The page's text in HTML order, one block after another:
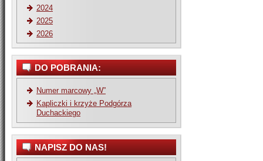
2024
2025
2026
DO POBRANIA:
Numer marcowy „W”
Kapliczki i krzyże Podgórza
Duchackiego
NAPISZ DO NAS!